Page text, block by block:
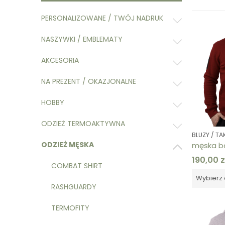
BLUZY /
190,00
Wybierz
PERSONALIZOWANE / TWÓJ NADRUK
NASZYWKI / EMBLEMATY
AKCESORIA
NA PREZENT / OKAZJONALNE
HOBBY
ODZIEŻ TERMOAKTYWNA
ODZIEŻ MĘSKA
COMBAT SHIRT
RASHGUARDY
TERMOFITY